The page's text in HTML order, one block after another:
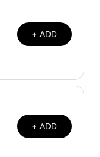
+ ADD
+ ADD